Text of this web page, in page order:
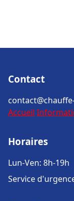
Contact
Accueil
Horaires
Lun-Ven: 8h-19h
Service